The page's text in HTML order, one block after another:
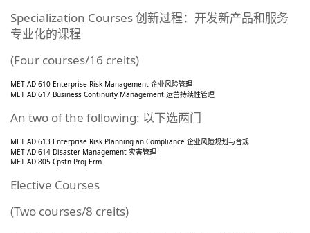
Specialization Courses 创新过程：开发新产品和服务
专业化的课程
(Four courses/16 creits)
MET AD 610 Enterprise Risk Management 企业风险管理
MET AD 617 Business Continuity Management 运营持续性管理
An two of the following: 以下选两门
MET AD 613 Enterprise Risk Planning an Compliance 企业风险规划与合规
MET AD 614 Disaster Management 灾害管理
MET AD 805 Cpstn Proj Erm
Elective Courses
(Two courses/8 creits)